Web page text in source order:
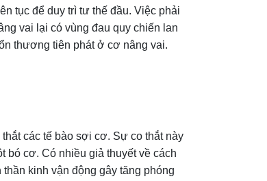
tục để duy trì tư thế đầu. Việc phải
vai lại có vùng đau quy chiến lan
thương tiên phát ở cơ nâng vai.
các tế bào sợi cơ. Sự co thắt này
bó cơ. Có nhiều giả thuyết về cách
kinh vận động gây tăng phóng